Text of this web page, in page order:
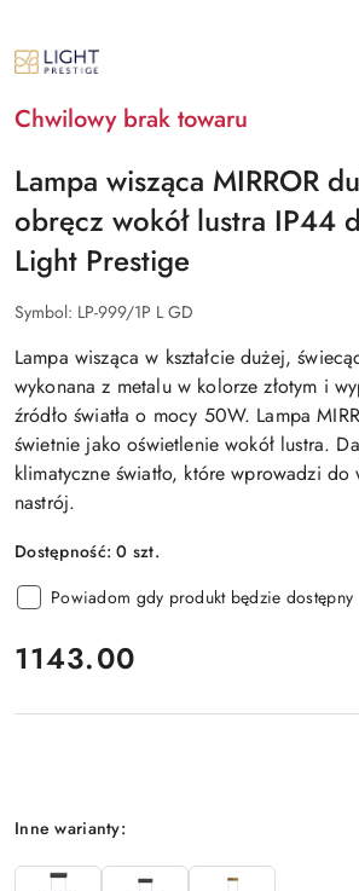
NAZWA
PRODUCENTA:
PRESTIGE
Chwilowy brak towaru
Lampa wisząca MIRROR
obręcz wokół lustra IP44
Light Prestige
Symbol: LP-999/1P L GD
Lampa wisząca w kształcie dużej,
wykonana z metalu w kolorze złotym i
źródło światła o mocy 50W. Lampa
świetnie jako oświetlenie wokół lustra.
klimatyczne światło, które wprowadzi do
nastrój.
Dostępność:0 szt.
Powiadom gdy produkt będzie dostępny
cena:
1143.00
Wariant
Inne warianty: